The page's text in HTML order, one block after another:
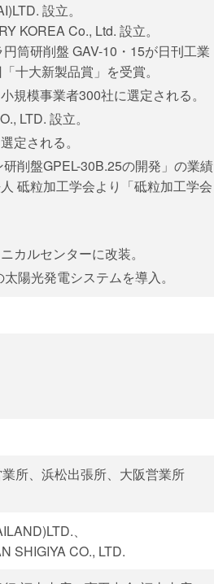
設立。
KOREA Co., Ltd. 設立。
筒研削盤 GAV-10・15が日刊工業
十大新製品賞」を受賞。
規模事業者300社に選定される。
LTD. 設立。
定される。
研削盤GPEL-30B.25の開発」の業績
砥粒加工学会より「砥粒加工学会
カルセンターに改装。
陽光発電システムを導入。
所、浜松出張所、大阪営業所
、
SHIGIYA CO., LTD.